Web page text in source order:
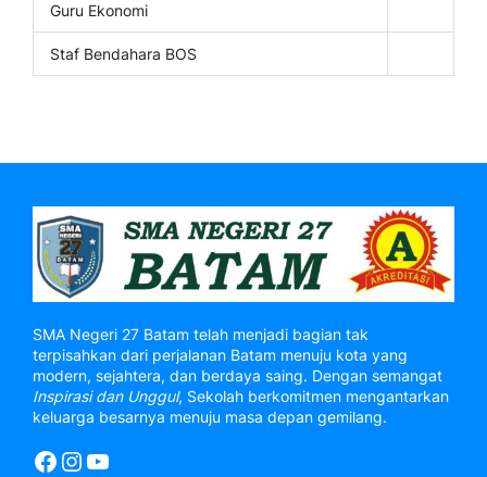
Guru Ekonomi
Staf Bendahara BOS
SMA Negeri 27 Batam telah menjadi bagian tak
terpisahkan dari perjalanan Batam menuju kota yang
modern, sejahtera, dan berdaya saing. Dengan semangat
Inspirasi dan Unggul, Sekolah berkomitmen mengantarkan
keluarga besarnya menuju masa depan gemilang.
Facebook
Instagram
YouTube